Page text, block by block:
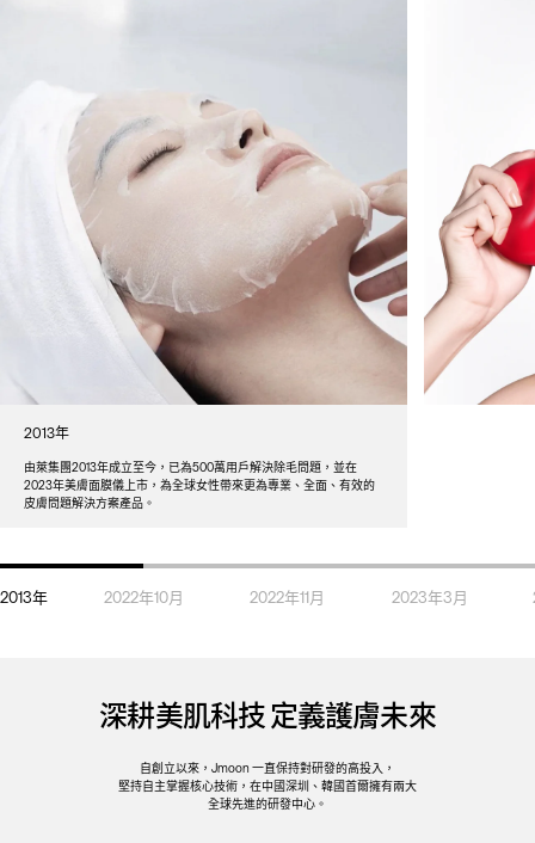
2013年
由萊集團2013年成立至今，已為500萬用戶解決除毛問題，並在
2023年美膚面膜儀上市，為全球女性帶來更為專業、全面、有效的
皮膚問題解決方案產品。
2013年 2022年10月 2022年11月 2023年3月
深耕美肌科技 定義護膚未來
自創立以來，Jmoon 一直保持對研發的高投入，
堅持自主掌握核心技術，在中國深圳、韓國首爾擁有兩大
全球先進的研發中心。